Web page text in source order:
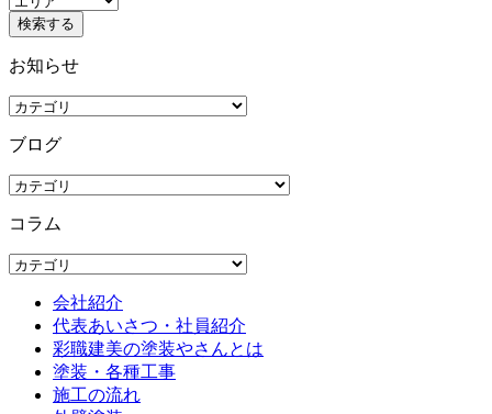
お知らせ
ブログ
コラム
会社紹介
代表あいさつ・社員紹介
彩職建美の塗装やさんとは
塗装・各種工事
施工の流れ